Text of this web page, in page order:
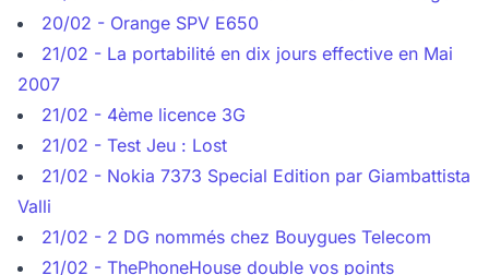
20/02 - Orange SPV E650
21/02 - La portabilité en dix jours effective en Mai
2007
21/02 - 4ème licence 3G
21/02 - Test Jeu : Lost
21/02 - Nokia 7373 Special Edition par Giambattista
Valli
21/02 - 2 DG nommés chez Bouygues Telecom
21/02 - ThePhoneHouse double vos points